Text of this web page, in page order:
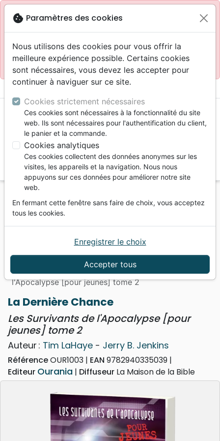
blockSite réservé aux professionnels
Accès pour les professionnels : Se connecter
Site pour le grand public : La Maison de la Bible
menu
Vous ne pouvez pas créer de nouvelle commande
depuis votre pays (United States).
Enfants
Adolescents, Jeunes
12 à 15 ans
Histoires
Dernière Chance (La) - Les Survivants de
l'Apocalypse [pour jeunes] tome 2
La Dernière Chance
Les Survivants de l'Apocalypse [pour
jeunes] tome 2
Auteur : Tim LaHaye - Jerry B. Jenkins
RéférenceOUR1003 EAN 9782940335039
Editeur Ourania Diffuseur La Maison de la Bible
cookie Paramètres des cookies
Nous utilisons des cookies pour vous offrir la
meilleure expérience possible. Certains cookies
sont nécessaires, vous devez les accepter pour
continuer à naviguer sur ce site.
Cookies strictement nécessaires
Ces cookies sont nécessaires à la fonctionnalité du site
web. Ils sont nécessaires pour l'authentification du client,
le panier et la commande.
Cookies analytiques
Ces cookies collectent des données anonymes sur les
visites, les appareils et la navigation. Nous nous
appuyons sur ces données pour améliorer notre site
web.
En fermant cette fenêtre sans faire de choix, vous acceptez
tous les cookies.
Accepter tous
Enregistrer le choix